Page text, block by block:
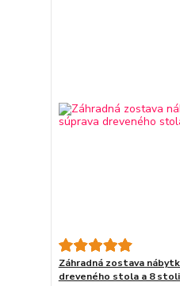
Záhradná zostava
dreveného stola a 8